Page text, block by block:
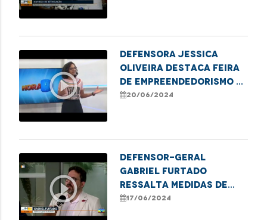
Imperatriz
play_circle_outline
Defensora Jessica
Oliveira destaca Feira
de Empreendedorismo e
mutirão de retificação
20/06/2024
play_circle_outline
Defensor-geral
Gabriel Furtado
ressalta medidas de
combate à violência
17/06/2024